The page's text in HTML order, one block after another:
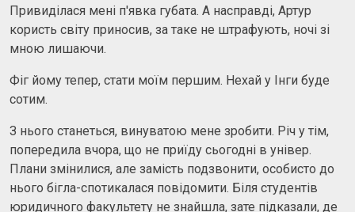
Привиділася мені п'явка губата. А насправді, Артур
користь світу приносив, за таке не штрафують, ночі зі
мною лишаючи.
Фіг йому тепер, стати моїм першим. Нехай у Інги буде
сотим.
З нього станеться, винуватою мене зробити. Річ у тім,
попередила вчора, що не приїду сьогодні в універ.
Плани змінилися, але замість подзвонити, особисто до
нього бігла-спотикалася повідомити. Біля студентів
юридичного факультету не знайшла, зате підказали, де